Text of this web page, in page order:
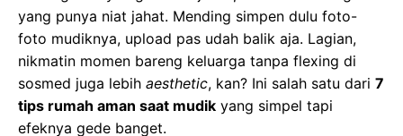
yang punya niat jahat. Mending simpen dulu foto-
foto mudiknya, upload pas udah balik aja. Lagian,
nikmatin momen bareng keluarga tanpa flexing di
sosmed juga lebih aesthetic, kan? Ini salah satu dari 7
tips rumah aman saat mudik yang simpel tapi
efeknya gede banget.